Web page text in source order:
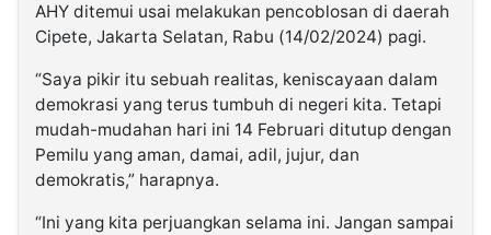
AHY ditemui usai melakukan pencoblosan di daerah
Cipete, Jakarta Selatan, Rabu (14/02/2024) pagi.
“Saya pikir itu sebuah realitas, keniscayaan dalam
demokrasi yang terus tumbuh di negeri kita. Tetapi
mudah-mudahan hari ini 14 Februari ditutup dengan
Pemilu yang aman, damai, adil, jujur, dan
demokratis,” harapnya.
“Ini yang kita perjuangkan selama ini. Jangan sampai